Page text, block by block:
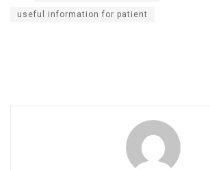
useful information for patient